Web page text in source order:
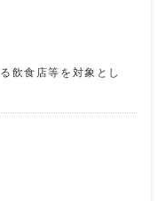
飲食店等を対象とし